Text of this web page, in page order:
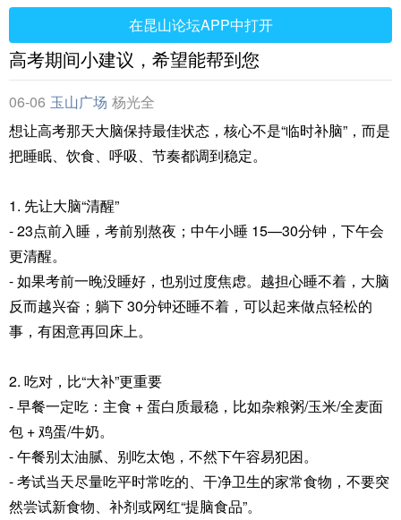
在昆山论坛APP中打开
高考期间小建议，希望能帮到您
06-06 玉山广场 杨光全
想让高考那天大脑保持最佳状态，核心不是“临时补脑”，而是
把睡眠、饮食、呼吸、节奏都调到稳定。
1. 先让大脑“清醒”
- 23点前入睡，考前别熬夜；中午小睡 15—30分钟，下午会
更清醒。
- 如果考前一晚没睡好，也别过度焦虑。越担心睡不着，大脑
反而越兴奋；躺下 30分钟还睡不着，可以起来做点轻松的
事，有困意再回床上。
2. 吃对，比“大补”更重要
- 早餐一定吃：主食 + 蛋白质最稳，比如杂粮粥/玉米/全麦面
包 + 鸡蛋/牛奶。
- 午餐别太油腻、别吃太饱，不然下午容易犯困。
- 考试当天尽量吃平时常吃的、干净卫生的家常食物，不要突
然尝试新食物、补剂或网红“提脑食品”。